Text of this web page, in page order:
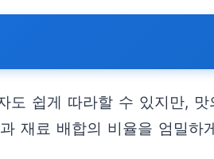
쉽게 따라할 수 있지만,
재료 배합의 비율을 엄밀